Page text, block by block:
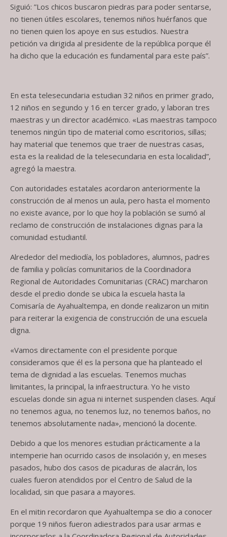
Siguió: ”Los chicos buscaron piedras para poder sentarse,
no tienen útiles escolares, tenemos niños huérfanos que
no tienen quien los apoye en sus estudios. Nuestra
petición va dirigida al presidente de la república porque él
ha dicho que la educación es fundamental para este país”.
En esta telesecundaria estudian 32 niños en primer grado,
12 niños en segundo y 16 en tercer grado, y laboran tres
maestras y un director académico. «Las maestras tampoco
tenemos ningún tipo de material como escritorios, sillas;
hay material que tenemos que traer de nuestras casas,
esta es la realidad de la telesecundaria en esta localidad”,
agregó la maestra.
Con autoridades estatales acordaron anteriormente la
construcción de al menos un aula, pero hasta el momento
no existe avance, por lo que hoy la población se sumó al
reclamo de construcción de instalaciones dignas para la
comunidad estudiantil.
Alrededor del mediodía, los pobladores, alumnos, padres
de familia y policías comunitarios de la Coordinadora
Regional de Autoridades Comunitarias (CRAC) marcharon
desde el predio donde se ubica la escuela hasta la
Comisaría de Ayahualtempa, en donde realizaron un mitin
para reiterar la exigencia de construcción de una escuela
digna.
«Vamos directamente con el presidente porque
consideramos que él es la persona que ha planteado el
tema de dignidad a las escuelas. Tenemos muchas
limitantes, la principal, la infraestructura. Yo he visto
escuelas donde sin agua ni internet suspenden clases. Aquí
no tenemos agua, no tenemos luz, no tenemos baños, no
tenemos absolutamente nada», mencionó la docente.
Debido a que los menores estudian prácticamente a la
intemperie han ocurrido casos de insolación y, en meses
pasados, hubo dos casos de picaduras de alacrán, los
cuales fueron atendidos por el Centro de Salud de la
localidad, sin que pasara a mayores.
En el mitin recordaron que Ayahualtempa se dio a conocer
porque 19 niños fueron adiestrados para usar armas e